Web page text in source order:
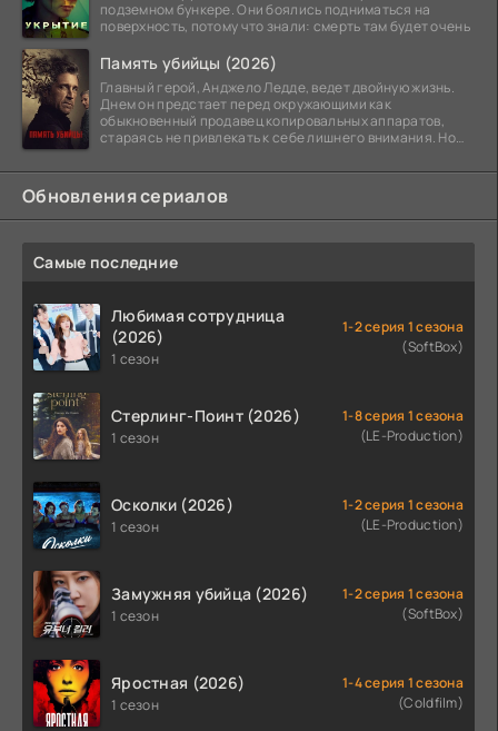
подземном бункере. Они боялись подниматься на
поверхность, потому что знали: смерть там будет очень
Память убийцы (2026)
Главный герой, Анджело Ледде, ведет двойную жизнь.
Днем он предстает перед окружающими как
обыкновенный продавец копировальных аппаратов,
стараясь не привлекать к себе лишнего внимания. Но
Обновления сериалов
Самые последние
Любимая сотрудница
(2026)
1 сезон
1-2 серия 1 сезона
(SoftBox)
Стерлинг-Поинт (2026)
1 сезон
1-8 серия 1 сезона
(LE-Production)
Осколки (2026)
1 сезон
1-2 серия 1 сезона
(LE-Production)
Замужняя убийца (2026)
1 сезон
1-2 серия 1 сезона
(SoftBox)
Яростная (2026)
1 сезон
1-4 серия 1 сезона
(Coldfilm)